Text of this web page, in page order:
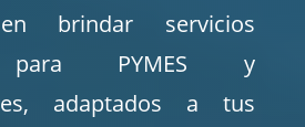
brindar servicios
para PYMES y
adaptados a tus